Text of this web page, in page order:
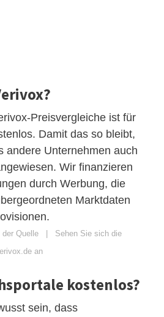
Preisvergleiche ist für
Damit das so bleibt,
andere Unternehmen auch
Wir finanzieren
durch Werbung, die
Marktdaten
Quelle | Sehen Sie sich die
an
kostenlos?
sein, dass